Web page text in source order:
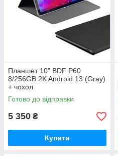
Планшет 10" BDF P60
8/256GB 2K Android 13 (Gray)
+ чохол
Готово до відправки
5 350 ₴
Купити